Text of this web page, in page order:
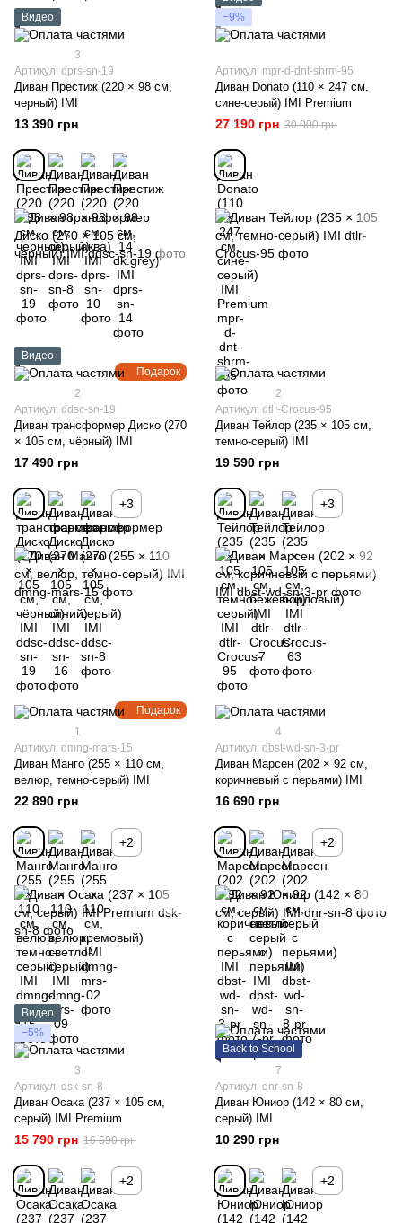
Видео
3
Артикул: dprs-sn-19
Диван Престиж (220 × 98 см,
черный) IMI
13 390 грн
−9%
Артикул: mpr-d-dnt-shrm-95
Диван Donato (110 × 247 см,
сине-серый) IMI Premium
27 190 грн 30 000 грн
Подарок
Видео
2
Артикул: ddsc-sn-19
Диван трансформер Диско (270
× 105 см, чёрный) IMI
17 490 грн
+3
2
Артикул: dtlr-Crocus-95
Диван Тейлор (235 × 105 см,
темно-серый) IMI
19 590 грн
+3
Подарок
1
Артикул: dmng-mars-15
Диван Манго (255 × 110 см,
велюр, темно-серый) IMI
22 890 грн
+2
4
Артикул: dbst-wd-sn-3-pr
Диван Марсен (202 × 92 см,
коричневый с перьями) IMI
16 690 грн
+2
Видео
−5%
3
Артикул: dsk-sn-8
Диван Осака (237 × 105 см,
серый) IMI Premium
15 790 грн 16 590 грн
+2
Back to School
7
Артикул: dnr-sn-8
Диван Юниор (142 × 80 см,
серый) IMI
10 290 грн
+2